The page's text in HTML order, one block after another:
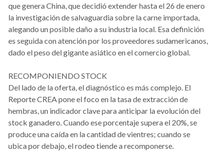
que genera China, que decidió extender hasta el 26 de enero
la investigación de salvaguardia sobre la carne importada,
alegando un posible daño a su industria local. Esa definición
es seguida con atención por los proveedores sudamericanos,
dado el peso del gigante asiático en el comercio global.
RECOMPONIENDO STOCK
Del lado de la oferta, el diagnóstico es más complejo. El
Reporte CREA pone el foco en la tasa de extracción de
hembras, un indicador clave para anticipar la evolución del
stock ganadero. Cuando ese porcentaje supera el 20%, se
produce una caída en la cantidad de vientres; cuando se
ubica por debajo, el rodeo tiende a recomponerse.